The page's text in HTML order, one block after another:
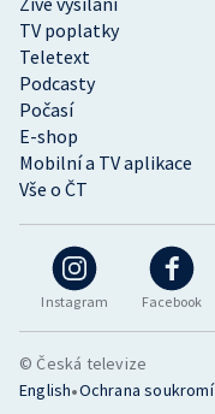
Instagram Facebook
TV poplatky
Teletext
Podcasty
Počasí
E-shop
Mobilní a TV aplikace
Vše o ČT
© Česká televize
English•Ochrana soukromí